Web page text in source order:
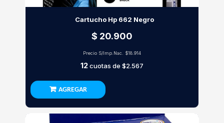
Cartucho Hp 662 Negro
$ 20.900
Precio S/Imp.Nac. $18.914
12cuotas de $2.567
AGREGAR